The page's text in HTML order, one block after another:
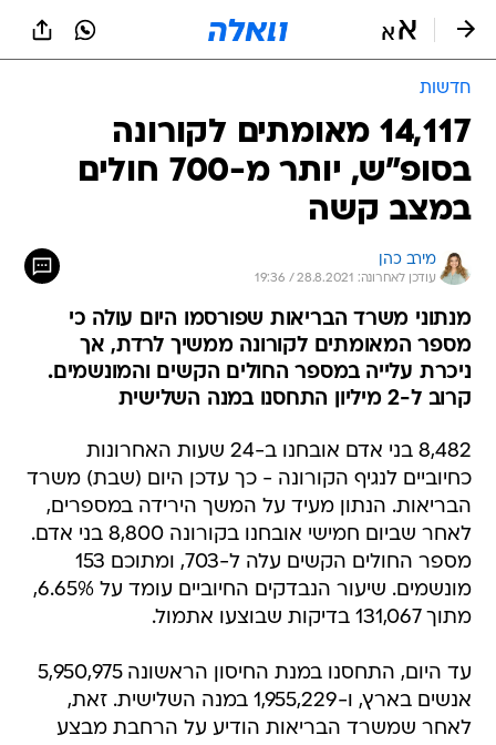
חדשות
14,117 מאומתים לקורונה
בסופ"ש, יותר מ-700 חולים
במצב קשה
מירב כהן
עודכן לאחרונה: 28.8.2021 / 19:36
מנתוני משרד הבריאות שפורסמו היום עולה כי
מספר המאומתים לקורונה ממשיך לרדת, אך
ניכרת עלייה במספר החולים הקשים והמונשמים.
קרוב ל-2 מיליון התחסנו במנה השלישית
8,482 בני אדם אובחנו ב-24 שעות האחרונות
כחיוביים לנגיף הקורונה - כך עדכן היום (שבת) משרד
הבריאות. הנתון מעיד על המשך הירידה במספרים,
לאחר שביום חמישי אובחנו בקורונה 8,800 בני אדם.
מספר החולים הקשים עלה ל-703, ומתוכם 153
מונשמים. שיעור הנבדקים החיוביים עומד על 6.65%,
מתוך 131,067 בדיקות שבוצעו אתמול.
עד היום, התחסנו במנת החיסון הראשונה 5,950,975
אנשים בארץ, ו-1,955,229 במנה השלישית. זאת,
לאחר שמשרד הבריאות הודיע על הרחבת מבצע